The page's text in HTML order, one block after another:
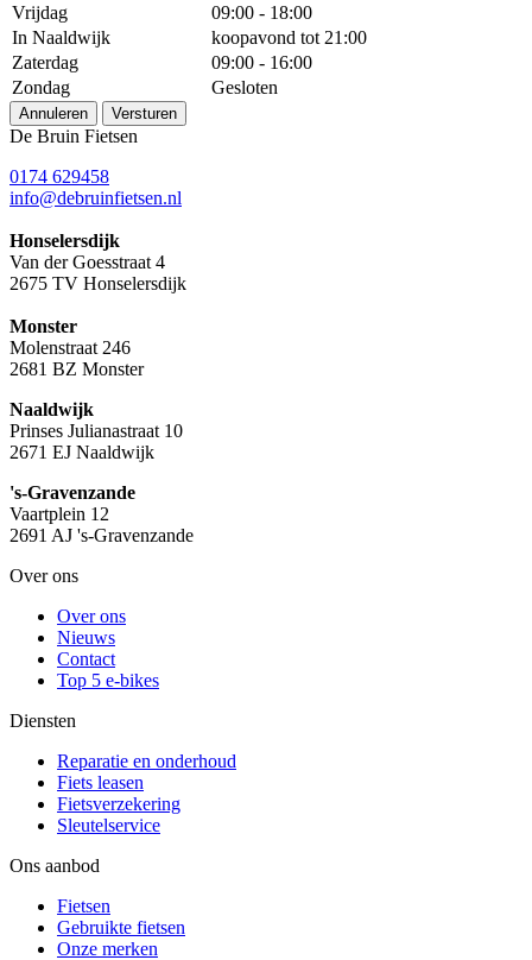
Vrijdag
09:00 - 18:00
In Naaldwijk
koopavond tot 21:00
Zaterdag
09:00 - 16:00
Zondag
Gesloten
Annuleren Versturen
De Bruin Fietsen
0174 629458
info@debruinfietsen.nl
Honselersdijk
Van der Goesstraat 4
2675 TV Honselersdijk
Monster
Molenstraat 246
2681 BZ Monster
Naaldwijk
Prinses Julianastraat 10
2671 EJ Naaldwijk
's-Gravenzande
Vaartplein 12
2691 AJ 's-Gravenzande
Over ons
Over ons
Nieuws
Contact
Top 5 e-bikes
Diensten
Reparatie en onderhoud
Fiets leasen
Fietsverzekering
Sleutelservice
Ons aanbod
Fietsen
Gebruikte fietsen
Onze merken